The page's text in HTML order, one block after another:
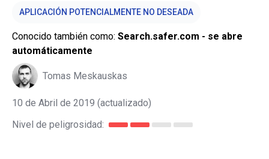
APLICACIÓN POTENCIALMENTE NO DESEADA
Conocido también como: Search.safer.com - se abre
automáticamente
Tomas Meskauskas
10 de Abril de 2019 (actualizado)
Nivel de peligrosidad: